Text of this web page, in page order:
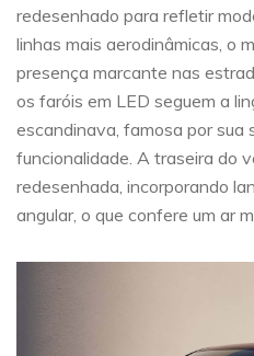
redesenhado para refletir
linhas mais aerodinâmicas, o
presença marcante nas
os faróis em LED seguem a
escandinava, famosa por sua
funcionalidade. A traseira do
redesenhada, incorporando
angular, o que confere um ar